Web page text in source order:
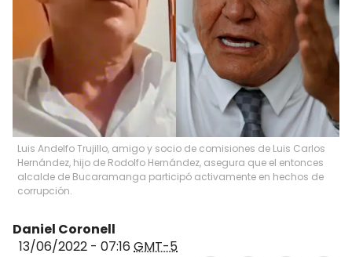
Luis Andelfo Trujillo, amigo y socio de comisiones de Luis Carlos
Hernández, hijo de Rodolfo Hernández, asegura que el entonces
alcalde de Bucaramanga participó activamente en hechos de
corrupción.
Daniel Coronell
13/06/2022 - 07:16 GMT-5